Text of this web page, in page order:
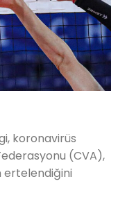
koronavirüs
(CVA),
ertelendiğini